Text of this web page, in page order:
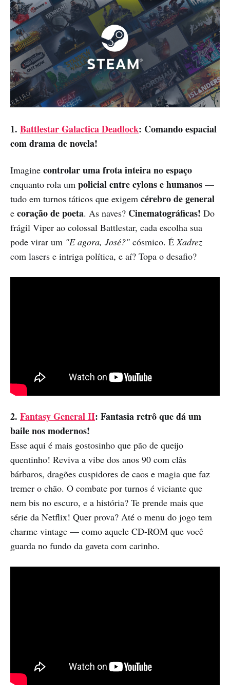
1. Battlestar Galactica Deadlock: Comando espacial
com drama de novela!
Imagine controlar uma frota inteira no espaço
enquanto rola um policial entre cylons e humanos —
tudo em turnos táticos que exigem cérebro de general
e coração de poeta. As naves? Cinematográficas! Do
frágil Viper ao colossal Battlestar, cada escolha sua
pode virar um "E agora, José?" cósmico. ÉXadrez
com lasers e intriga política, e aí? Topa o desafio?
2. Fantasy General II: Fantasia retrô que dá um
baile nos modernos!
Esse aqui é mais gostosinho que pão de queijo
quentinho! Reviva a vibe dos anos 90 com clãs
bárbaros, dragões cuspidores de caos e magia que faz
tremer o chão. O combate por turnos é viciante que
nem bis no escuro, e a história? Te prende mais que
série da Netflix! Quer prova? Até o menu do jogo tem
charme vintage — como aquele CD-ROM que você
guarda no fundo da gaveta com carinho.